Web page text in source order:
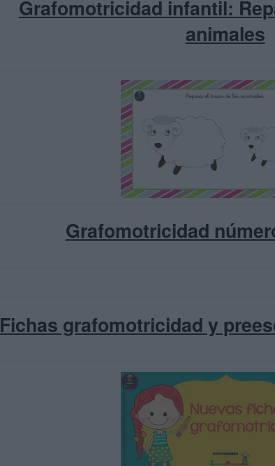
Grafomotricidad infantil:
animales
Grafomotricidad
Fichas grafomotricidad y